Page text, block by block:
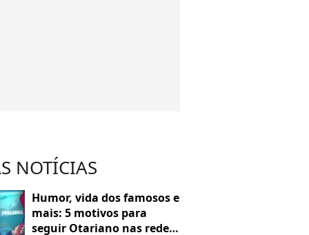
NOTÍCIAS
Humor, vida dos famosos e
mais: 5 motivos para
seguir Otariano nas redes